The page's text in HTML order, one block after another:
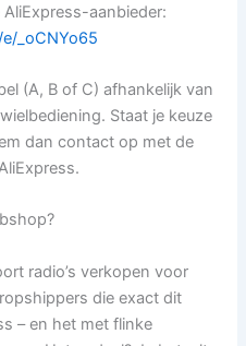
aanbieder:
_oCNYo65
(A, B of C) afhankelijk van
Staat je keuze
dan contact op met de
radio’s verkopen voor
die exact dit
– en het met flinke